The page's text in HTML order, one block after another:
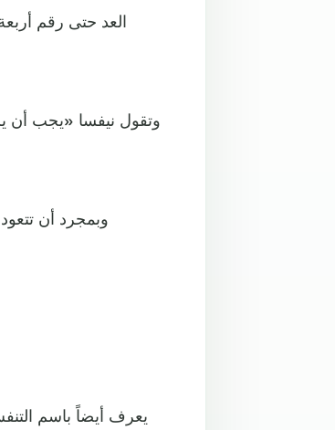
العد حتى رقم
وتقول نيفسا «يجب أن
وبمجرد أن